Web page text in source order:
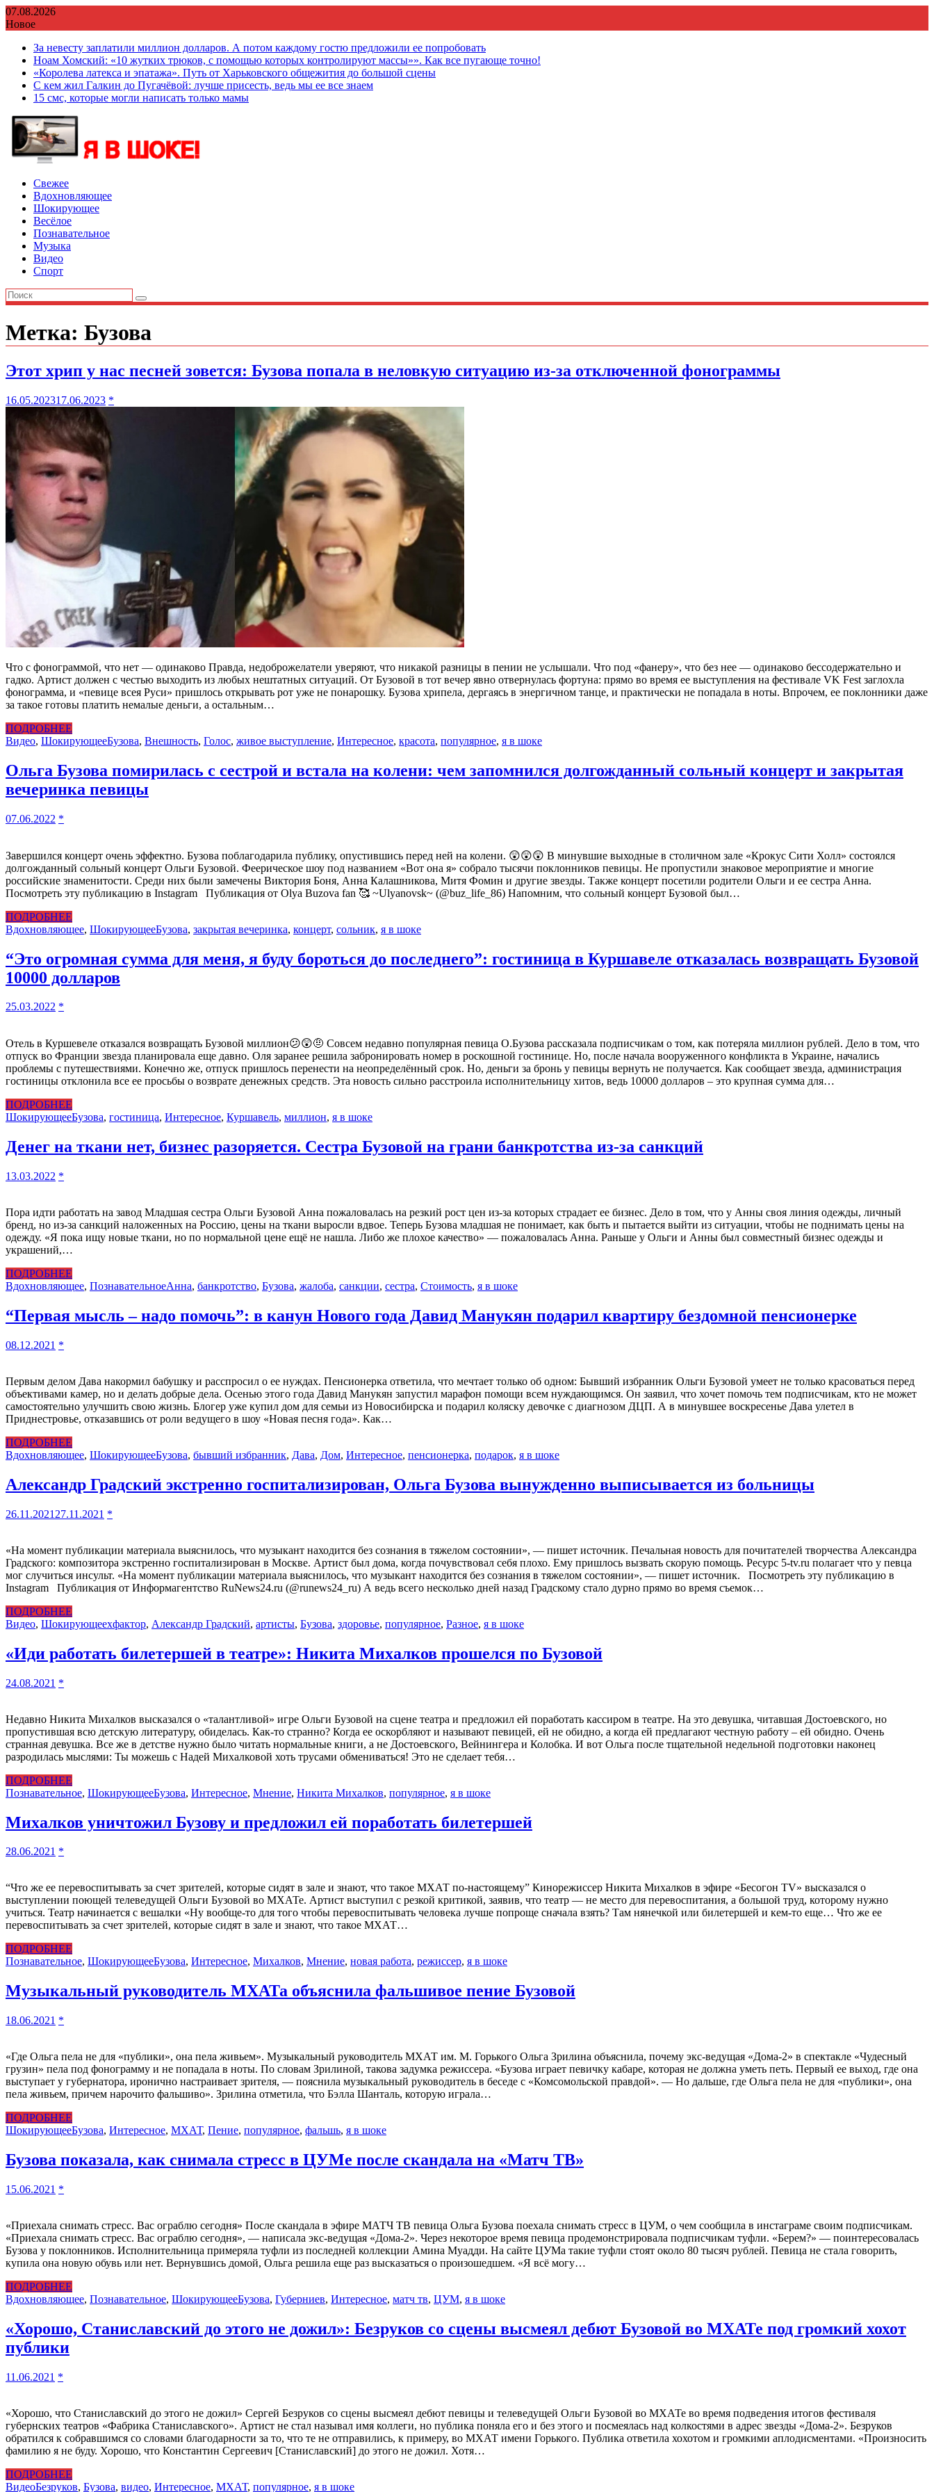
Перейти
к
07.08.2026
Новое
За невесту заплатили миллион долларов. А потом каждому гостю предложили ее попробовать
Ноам Хомский: «10 жутких трюков, с помощью которых контролируют массы»». Как все пугающе точно!
«Королева латекса и эпатажа». Путь от Харьковского общежития до большой сцены
С кем жил Галкин до Пугачёвой: лучше присесть, ведь мы ее все знаем
15 смс, которые могли написать только мамы
Свежее
Вдохновляющее
Шокирующее
Весёлое
Познавательное
Музыка
Видео
Спорт
Метка: Бузова
Этот хрип у нас песней зовется: Бузова попала в неловкую ситуацию из-за отключенной фонограммы
16.05.202317.06.2023 *
Что с фонограммой, что нет — одинаково Правда, недоброжелатели уверяют, что никакой разницы в пении не услышали. Что под «фанеру», что без нее — одинаково бессодержательно и
гадко. Артист должен с честью выходить из любых нештатных ситуаций. От Бузовой в тот вечер явно отвернулась фортуна: прямо во время ее выступления на фестивале VK Fest заглохла
фонограмма, и «певице всея Руси» пришлось открывать рот уже не понарошку. Бузова хрипела, дергаясь в энергичном танце, и практически не попадала в ноты. Впрочем, ее поклонники даже
за такое готовы платить немалые деньги, а остальным…
ПОДРОБНЕЕ
Видео, ШокирующееБузова, Внешность, Голос, живое выступление, Интересное, красота, популярное, я в шоке
Ольга Бузова помирилась с сестрой и встала на колени: чем запомнился долгожданный сольный концерт и закрытая
вечеринка певицы
07.06.2022 *
Завершился концерт очень эффектно. Бузова поблагодарила публику, опустившись перед ней на колени. 😲😲😲 В минувшие выходные в столичном зале «Крокус Сити Холл» состоялся
долгожданный сольный концерт Ольги Бузовой. Феерическое шоу под названием «Вот она я» собрало тысячи поклонников певицы. Не пропустили знаковое мероприятие и многие
российские знаменитости. Среди них были замечены Виктория Боня, Анна Калашникова, Митя Фомин и другие звезды. Также концерт посетили родители Ольги и ее сестра Анна.
Посмотреть эту публикацию в Instagram Публикация от Olya Buzova fan 🥰 ~Ulyanovsk~ (@buz_life_86) Напомним, что сольный концерт Бузовой был…
ПОДРОБНЕЕ
Вдохновляющее, ШокирующееБузова, закрытая вечеринка, концерт, сольник, я в шоке
“Это огромная сумма для меня, я буду бороться до последнего”: гостиница в Куршавеле отказалась возвращать Бузовой
10000 долларов
25.03.2022 *
Отель в Куршевеле отказался возвращать Бузовой миллион😕😲🤨 Совсем недавно популярная певица О.Бузова рассказала подписчикам о том, как потеряла миллион рублей. Дело в том, что
отпуск во Франции звезда планировала еще давно. Оля заранее решила забронировать номер в роскошной гостинице. Но, после начала вооруженного конфликта в Украине, начались
проблемы с путешествиями. Конечно же, отпуск пришлось перенести на неопределённый срок. Но, деньги за бронь у певицы вернуть не получается. Как сообщает звезда, администрация
гостиницы отклонила все ее просьбы о возврате денежных средств. Эта новость сильно расстроила исполнительницу хитов, ведь 10000 долларов – это крупная сумма для…
ПОДРОБНЕЕ
ШокирующееБузова, гостиница, Интересное, Куршавель, миллион, я в шоке
Денег на ткани нет, бизнес разоряется. Сестра Бузовой на грани банкротства из-за санкций
13.03.2022 *
Пора идти работать на завод Младшая сестра Ольги Бузовой Анна пожаловалась на резкий рост цен из-за которых страдает ее бизнес. Дело в том, что у Анны своя линия одежды, личный
бренд, но из-за санкций наложенных на Россию, цены на ткани выросли вдвое. Теперь Бузова младшая не понимает, как быть и пытается выйти из ситуации, чтобы не поднимать цены на
одежду. «Я пока ищу новые ткани, но по нормальной цене ещё не нашла. Либо же плохое качество» — пожаловалась Анна. Раньше у Ольги и Анны был совместный бизнес одежды и
украшений,…
ПОДРОБНЕЕ
Вдохновляющее, ПознавательноеАнна, банкротство, Бузова, жалоба, санкции, сестра, Стоимость, я в шоке
“Первая мысль – надо помочь”: в канун Нового года Давид Манукян подарил квартиру бездомной пенсионерке
08.12.2021 *
Первым делом Дава накормил бабушку и расспросил о ее нуждах. Пенсионерка ответила, что мечтает только об одном: Бывший избранник Ольги Бузовой умеет не только красоваться перед
объективами камер, но и делать добрые дела. Осенью этого года Давид Манукян запустил марафон помощи всем нуждающимся. Он заявил, что хочет помочь тем подписчикам, кто не может
самостоятельно улучшить свою жизнь. Блогер уже купил дом для семьи из Новосибирска и подарил коляску девочке с диагнозом ДЦП. А в минувшее воскресенье Дава улетел в
Приднестровье, отказавшись от роли ведущего в шоу «Новая песня года». Как…
ПОДРОБНЕЕ
Вдохновляющее, ШокирующееБузова, бывший избранник, Дава, Дом, Интересное, пенсионерка, подарок, я в шоке
Александр Градский экстренно госпитализирован, Ольга Бузова вынужденно выписывается из больницы
26.11.2021 27.11.2021 *
«На момент публикации материала выяснилось, что музыкант находится без сознания в тяжелом состоянии», — пишет источник. Печальная новость для почитателей творчества Александра
Градского: композитора экстренно госпитализирован в Москве. Артист был дома, когда почувствовал себя плохо. Ему пришлось вызвать скорую помощь. Ресурс 5-tv.ru полагает что у певца
мог случиться инсульт. «На момент публикации материала выяснилось, что музыкант находится без сознания в тяжелом состоянии», — пишет источник. Посмотреть эту публикацию в
Instagram Публикация от Информагентство RuNews24.ru (@runews24_ru) А ведь всего несколько дней назад Градскому стало дурно прямо во время съемок…
ПОДРОБНЕЕ
Видео, Шокирующееxфактор, Александр Градский, артисты, Бузова, здоровье, популярное, Разное, я в шоке
«Иди работать билетершей в театре»: Никита Михалков прошелся по Бузовой
24.08.2021 *
Недавно Никита Михалков высказался о «талантливой» игре Ольги Бузовой на сцене театра и предложил ей поработать кассиром в театре. На это девушка, читавшая Достоевского, но
пропустившая всю детскую литературу, обиделась. Как-то странно? Когда ее оскорбляют и называют певицей, ей не обидно, а когда ей предлагают честную работу – ей обидно. Очень
странная девушка. Все же в детстве нужно было читать нормальные книги, а не Достоевского, Вейнингера и Колобка. И вот Ольга после тщательной недельной подготовки наконец
разродилась мыслями: Ты можешь с Надей Михалковой хоть трусами обмениваться! Это не сделает тебя…
ПОДРОБНЕЕ
Познавательное, ШокирующееБузова, Интересное, Мнение, Никита Михалков, популярное, я в шоке
Михалков уничтожил Бузову и предложил ей поработать билетершей
28.06.2021 *
“Что же ее перевоспитывать за счет зрителей, которые сидят в зале и знают, что такое МХАТ по-настоящему” Кинорежиссер Никита Михалков в эфире «Бесогон TV» высказался о
выступлении поющей телеведущей Ольги Бузовой во МХАТе. Артист выступил с резкой критикой, заявив, что театр — не место для перевоспитания, а большой труд, которому нужно
учиться. Театр начинается с вешалки «Ну вообще-то для того чтобы перевоспитывать человека лучше попроще сначала взять? Там нянечкой или билетершей и кем-то еще… Что же ее
перевоспитывать за счет зрителей, которые сидят в зале и знают, что такое МХАТ…
ПОДРОБНЕЕ
Познавательное, ШокирующееБузова, Интересное, Михалков, Мнение, новая работа, режиссер, я в шоке
Музыкальный руководитель МХАТа объяснила фальшивое пение Бузовой
18.06.2021 *
«Где Ольга пела не для «публики», она пела живьем». Музыкальный руководитель МХАТ им. М. Горького Ольга Зрилина объяснила, почему экс-ведущая «Дома-2» в спектакле «Чудесный
грузин» пела под фонограмму и не попадала в ноты. По словам Зрилиной, такова задумка режиссера. «Бузова играет певичку кабаре, которая не должна уметь петь. Первый ее выход, где она
выступает у губернатора, иронично настраивает зрителя, — пояснила музыкальный руководитель в беседе с «Комсомольской правдой». — Но дальше, где Ольга пела не для «публики», она
пела живьем, причем нарочито фальшиво». Зрилина отметила, что Бэлла Шанталь, которую играла…
ПОДРОБНЕЕ
ШокирующееБузова, Интересное, МХАТ, Пение, популярное, фальшь, я в шоке
Бузова показала, как снимала стресс в ЦУМе после скандала на «Матч ТВ»
15.06.2021 *
«Приехала снимать стресс. Вас ограблю сегодня» После скандала в эфире МАТЧ ТВ певица Ольга Бузова поехала снимать стресс в ЦУМ, о чем сообщила в инстаграме своим подписчикам.
«Приехала снимать стресс. Вас ограблю сегодня», — написала экс-ведущая «Дома-2». Через некоторое время певица продемонстрировала подписчикам туфли. «Берем?» — поинтересовалась
Бузова у поклонников. Исполнительница примеряла туфли из последней коллекции Амина Муадди. На сайте ЦУМа такие туфли стоят около 80 тысяч рублей. Певица не стала говорить,
купила она новую обувь или нет. Вернувшись домой, Ольга решила еще раз высказаться о произошедшем. «Я всё могу…
ПОДРОБНЕЕ
Вдохновляющее, Познавательное, ШокирующееБузова, Губерниев, Интересное, матч тв, ЦУМ, я в шоке
«Хорошо, Станиславский до этого не дожил»: Безруков со сцены высмеял дебют Бузовой во МХАТе под громкий хохот
публики
11.06.2021 *
«Хорошо, что Станиславский до этого не дожил» Сергей Безруков со сцены высмеял дебют певицы и телеведущей Ольги Бузовой во МХАТе во время подведения итогов фестиваля
губернских театров «Фабрика Станиславского». Артист не стал называл имя коллеги, но публика поняла его и без этого и посмеялась над колкостями в адрес звезды «Дома-2». Безруков
обратился к собравшимся со словами благодарности за то, что те не отправились, к примеру, во МХАТ имени Горького. Публика ответила хохотом и громкими аплодисментами. «Произносить
фамилию я не буду. Хорошо, что Константин Сергеевич [Станиславский] до этого не дожил. Хотя…
ПОДРОБНЕЕ
ВидеоБезруков, Бузова, видео, Интересное, МХАТ, популярное, я в шоке